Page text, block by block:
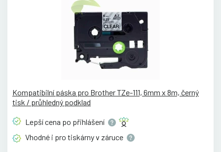
Kompatibilní páska pro Brother TZe-111, 6mm x 8m, černý
tisk / průhledný podklad
Lepší cena po přihlášení
Vhodné i pro tiskárny v záruce